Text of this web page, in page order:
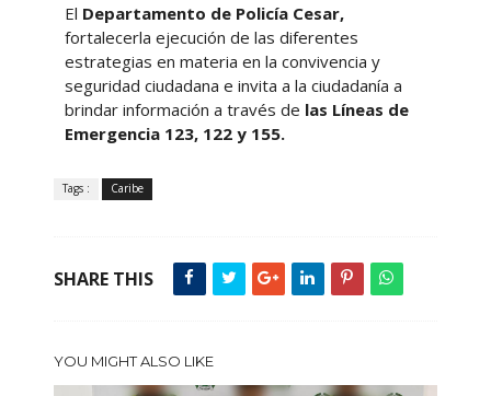
El Departamento de Policía Cesar,
fortalecerla ejecución de las diferentes
estrategias en materia en la convivencia y
seguridad ciudadana e invita a la ciudadanía a
brindar información a través de las Líneas de
Emergencia 123, 122 y 155.
Tags : Caribe
SHARE THIS
YOU MIGHT ALSO LIKE